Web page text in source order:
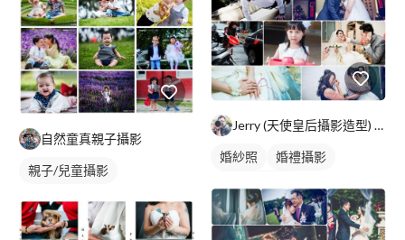
自然童真親子攝影
親子/兒童攝影
Jerry (天使皇后攝影造型) 台北/高雄
婚紗照
婚禮攝影